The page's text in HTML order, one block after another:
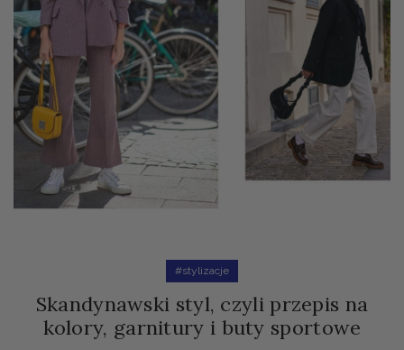
#stylizacje
Skandynawski styl, czyli przepis na
kolory, garnitury i buty sportowe